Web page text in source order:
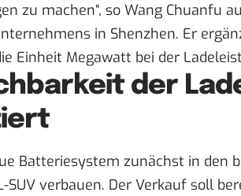
zu machen“, so Wang Chuanfu
in Shenzhen. Er
Einheit Megawatt bei der
der
Batteriesystem zunächst in den
SUV verbauen. Der Verkauf soll